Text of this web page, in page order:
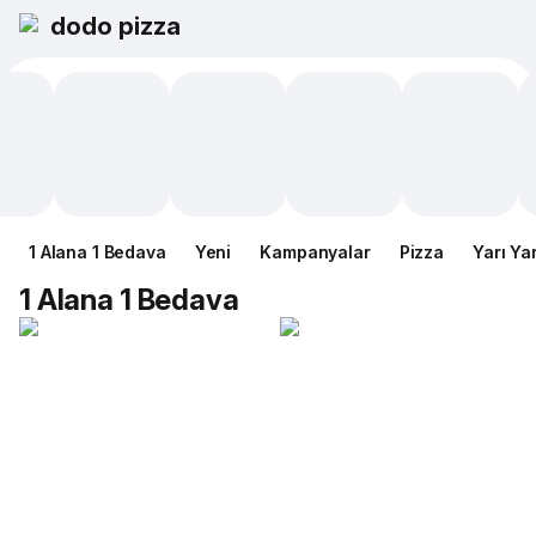
dodo pizza
1 Alana 1 Bedava Yeni Kampanyalar Pizza Yarı
1 Alana 1 Bedava